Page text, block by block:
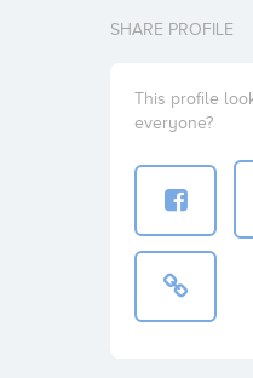
SHARE PROFILE
This profile
everyone?